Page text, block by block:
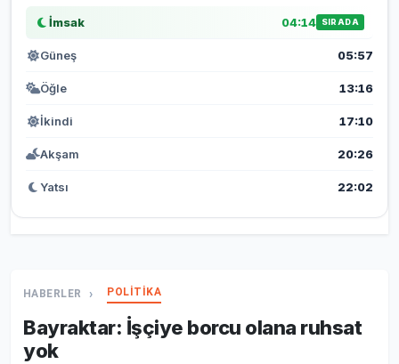
İmsak 04:14 SIRADA
Güneş 05:57
Öğle 13:16
İkindi 17:10
Akşam 20:26
Yatsı 22:02
HABERLER POLİTİKA
Bayraktar: İşçiye borcu olana ruhsat
yok